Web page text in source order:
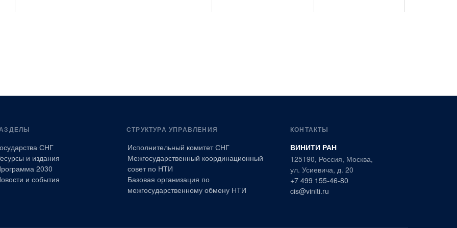
Химия 7 99
4 11
СНГ
и издания
2030
и события
СТРУКТУРА УПРАВЛЕНИЯ
Исполнительный комитет СНГ
Межгосударственный координационный
совет по НТИ
Базовая организация по
межгосударственному обмену НТИ
КОНТАКТЫ
ВИНИТИ РАН
125190, Россия, Москва,
ул. Усиевича, д. 20
+7 499 155-46-80
cis@viniti.ru